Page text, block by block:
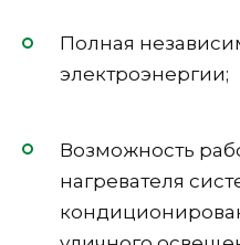
Полная
электроэнергии;
Возможность
нагревателя